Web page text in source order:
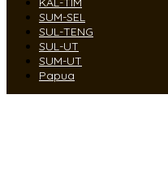
SUM-SEL
SUL-TENG
SUL-UT
SUM-UT
Papua